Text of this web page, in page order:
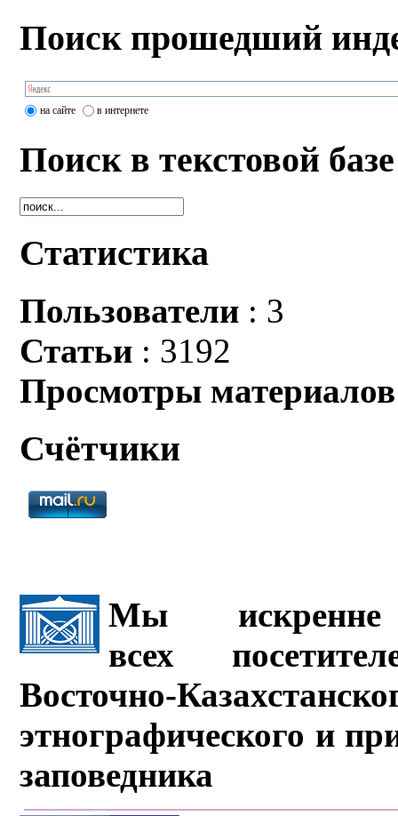
Поиск прошедший
на сайте в интернете
Поиск в текстовой базе
Статистика
Пользователи : 3
Статьи : 3192
Просмотры материалов
Счётчики
Мы искренне
всех
Восточно-
этнографического и
заповедника